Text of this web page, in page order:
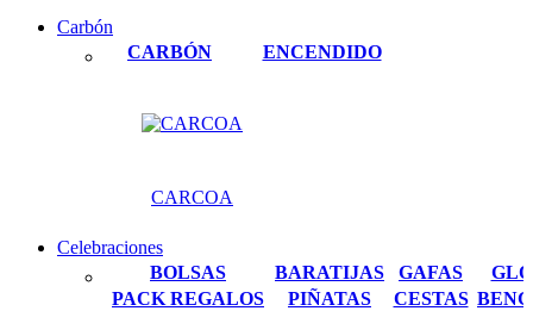
Carbón
CARBÓN
ENCENDIDO
CARCOA
Celebraciones
BOLSAS
BARATIJAS GAFAS
PACK REGALOS
PIÑATAS CESTAS